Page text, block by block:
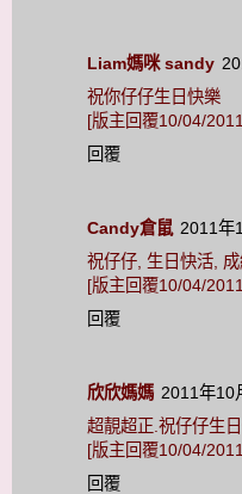
Liam媽咪 sandy
祝你仔仔生日快樂
[版主回覆10/04/
回覆
Candy倉鼠 2011年
祝仔仔, 生日快活,
[版主回覆10/04/
回覆
欣欣媽媽 2011年10
超靚超正.祝仔仔生
[版主回覆10/04/
回覆